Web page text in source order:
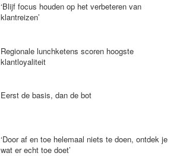
‘Blijf focus houden op het verbeteren van
klantreizen’
Regionale lunchketens scoren hoogste
klantloyaliteit
Eerst de basis, dan de bot
‘Door af en toe helemaal niets te doen, ontdek je
wat er echt toe doet’